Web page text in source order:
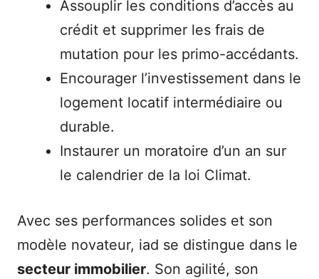
Assouplir les conditions d’accès au
crédit et supprimer les frais de
mutation pour les primo-accédants.
Encourager l’investissement dans le
logement locatif intermédiaire ou
durable.
Instaurer un moratoire d’un an sur
le calendrier de la loi Climat.
Avec ses performances solides et son
modèle novateur, iad se distingue dans le
secteur immobilier. Son agilité, son